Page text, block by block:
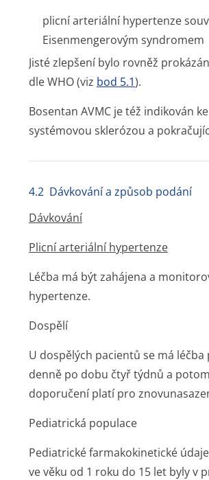
plicní arteriální hypertenze
Eisenmengerovým syndromem
Jisté zlepšení bylo rovněž
dle WHO (viz bod 5.1).
Bosentan AVMC je též indikován
systémovou sklerózou a
4.2 Dávkování a způsob podání
Dávkování
Plicní arteriální hypertenze
Léčba má být zahájena a
hypertenze.
Dospělí
U dospělých pacientů se má
denně po dobu čtyř týdnů a
doporučení platí pro
Pediatrická populace
Pediatrické farmakokinetické
ve věku od 1 roku do 15 let byly v